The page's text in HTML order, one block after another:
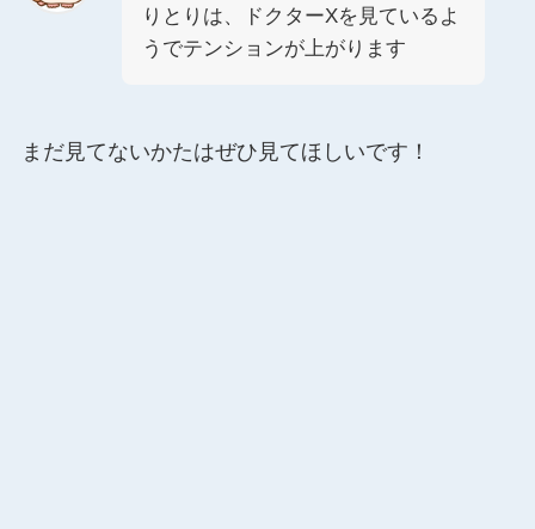
りとりは、ドクターXを見ているよ
うでテンションが上がります
まだ見てないかたはぜひ見てほしいです！